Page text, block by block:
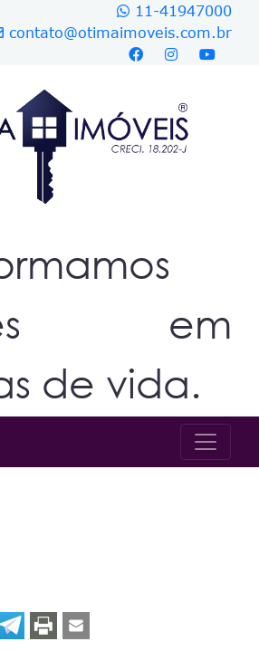
11-41947000
contato@otimaimoveis.com.br
em
de vida.